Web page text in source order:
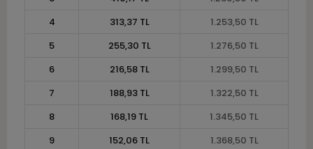
4
313,37 TL
1.253,50 TL
5
255,30 TL
1.276,50 TL
6
216,58 TL
1.299,50 TL
7
188,93 TL
1.322,50 TL
8
168,19 TL
1.345,50 TL
9
152,06 TL
1.368,50 TL